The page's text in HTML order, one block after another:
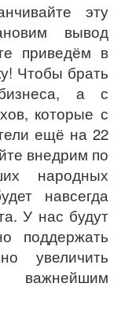
эту
вывод
приведём в
Чтобы брать
а с
которые с
ещё на 22
внедрим по
народных
навсегда
У нас будут
поддержать
увеличить